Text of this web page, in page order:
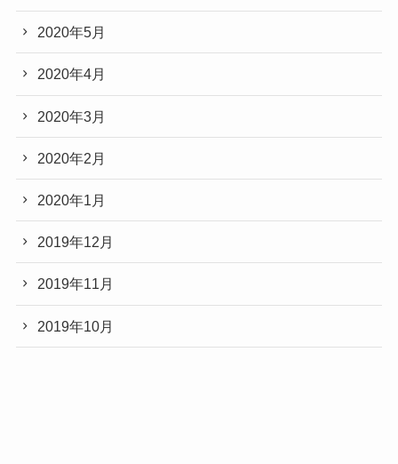
2020年5月
2020年4月
2020年3月
2020年2月
2020年1月
2019年12月
2019年11月
2019年10月